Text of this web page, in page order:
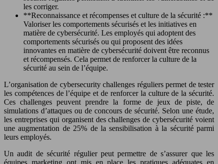
les corriger.
**Reconnaissance et récompenses et culture de la sécurité :**
Valoriser les comportements sécurisés et les initiatives en
matière de cybersécurité. Les employés qui adoptent des
comportements sécurisés ou qui proposent des idées
innovantes en matière de cybersécurité doivent être reconnus
et récompensés. Cela permet de renforcer la culture de la
sécurité au sein de l’équipe.
L’organisation de cybersecurity challenges réguliers permet de tester
les compétences de l’équipe et de renforcer la culture de la sécurité.
Ces challenges peuvent prendre la forme de jeux de piste, de
simulations d’attaques ou de concours de sécurité. Selon une étude,
les entreprises qui organisent des challenges de cybersécurité voient
une augmentation de 25% de la sensibilisation à la sécurité parmi
leurs employés.
Un audit de sécurité régulier peut permettre de s’assurer que les
équipes marketing ont mis en place les pratiques adéquates en